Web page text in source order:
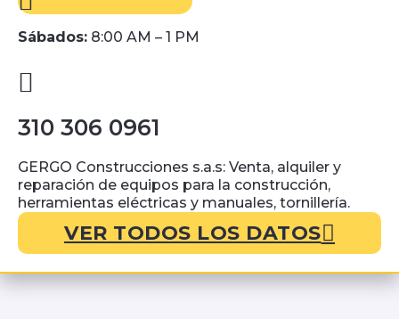
Sábados: 8:00 AM – 1 PM
310 306 0961
GERGO Construcciones s.a.s: Venta, alquiler y
reparación de equipos para la construcción,
herramientas eléctricas y manuales, tornillería.
VER TODOS LOS DATOS